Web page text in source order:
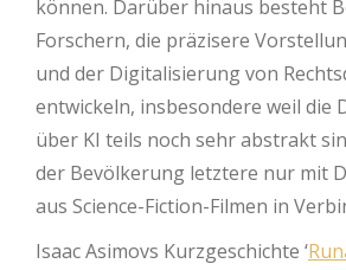
können. Darüber hinaus besteht
Forschern, die präzisere
und der Digitalisierung von
entwickeln, insbesondere weil die
über KI teils noch sehr abstrakt
der Bevölkerung letztere nur mit
aus Science-Fiction-Filmen in
Isaac Asimovs Kurzgeschichte ‘